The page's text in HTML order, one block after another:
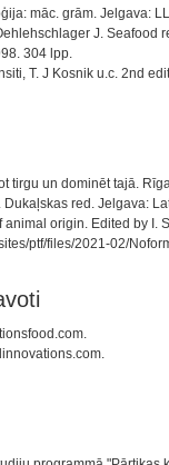
māc. grām. Jelgava:
J.
304 lpp.
T. J Kosnik u.c. 2nd
tirgu un dominēt tajā.
red. Jelgava:
origin. Edited by
ptf/files/2021-02/